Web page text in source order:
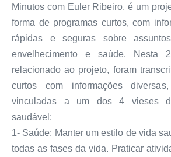
Minutos com Euler Ribeiro, é um
forma de programas curtos, com
rápidas e seguras sobre
envelhecimento e saúde. Nesta
relacionado ao projeto, foram
curtos com informações
vinculadas a um dos 4 vieses
saudável:
1- Saúde: Manter um estilo de vida
todas as fases da vida. Praticar